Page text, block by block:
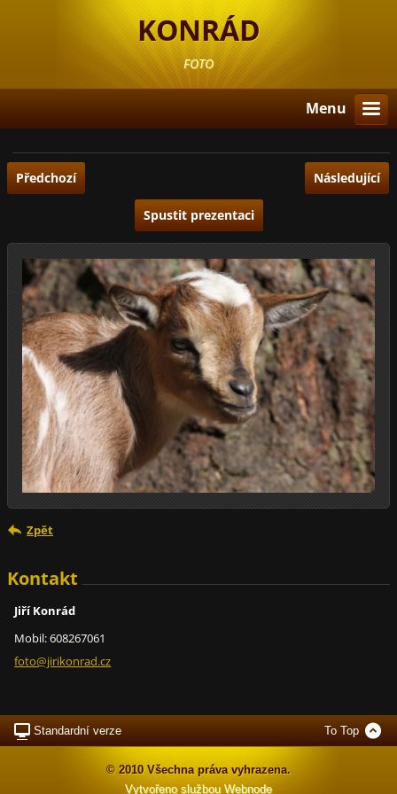
KONRÁD
FOTO
Menu
Předchozí Následující
Spustit prezentaci
Zpět
Kontakt
Jiří Konrád
Mobil: 608267061
foto@jirikonrad.cz
Standardní verze To Top
© 2010 Všechna práva vyhrazena.
Vytvořeno službou Webnode